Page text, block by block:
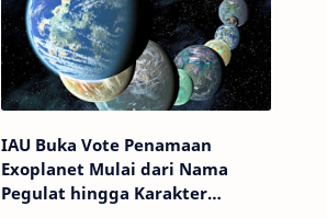
IAU Buka Vote Penamaan
Exoplanet Mulai dari Nama
Pegulat hingga Karakter